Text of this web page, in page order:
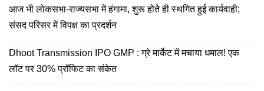
आज भी लोकसभा-राज्यसभा में हंगामा, शुरू होते ही स्थगित हुई कार्यवाही;
संसद परिसर में विपक्ष का प्रदर्शन
D​hoot Transmission IPO GMP : ग्रे मार्केट में मचाया धमाल! एक
लॉट पर 30% प्रॉफिट का संकेत